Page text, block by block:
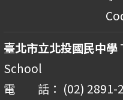
臺北市立北投國民中學
School
電 話： (02) 2891-